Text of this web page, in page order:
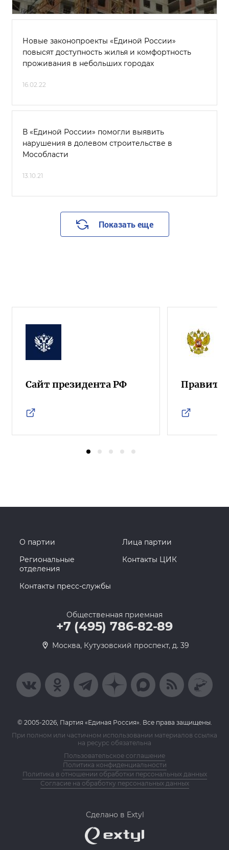
Новые законопроекты «Единой России»
повысят доступность жилья и комфортность
проживания в небольших городах
16.02.22
В «Единой России» помогли выявить
нарушения в долевом строительстве в
Мособласти
13.10.21
Показать еще
Сайт президента РФ
О партии
Лица партии
Региональные
отделения
Контакты ЦИК
Контакты пресс-службы
Общественная приемная
+7 (495) 786-82-89
Москва, Кутузовский проспект, д. 39
© 2005-2026, Партия «Единая Россия». Все права защищены.
При полном или частичном использовании материалов ссылка
на ресурс обязательна
Пользовательское соглашение
Политика конфиденциальности
Политика в отношении обработки персональных данных
Согласие на обработку персональных данных
Сделано в Extyl